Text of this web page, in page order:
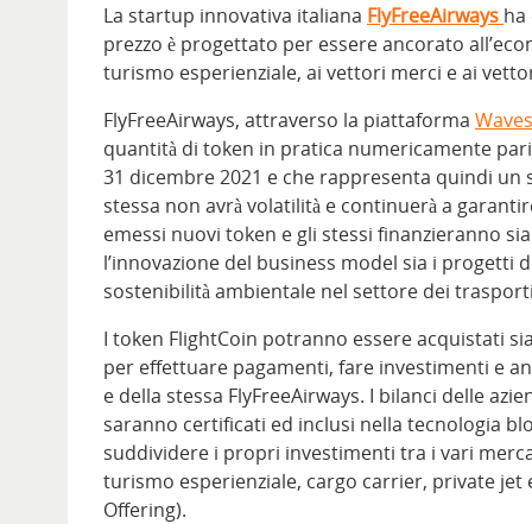
La startup innovativa italiana FlyFreeAirways ha
prezzo è progettato per essere ancorato
turismo esperienziale, ai vettori merci e ai
FlyFreeAirways, attraverso la piattaforma Waves
quantità di token in pratica numericamente
31 dicembre 2021 e che rappresenta quindi
stessa non avrà volatilità e continuerà a
emessi nuovi token e gli stessi finanzieranno
l’innovazione del business model sia i
sostenibilità ambientale nel settore dei
I token FlightCoin potranno essere acquistati
per effettuare pagamenti, fare investimenti e
e della stessa FlyFreeAirways. I bilanci delle
saranno certificati ed inclusi nella tecnologia
suddividere i propri investimenti tra i vari
turismo esperienziale, cargo carrier, private jet
Offering).